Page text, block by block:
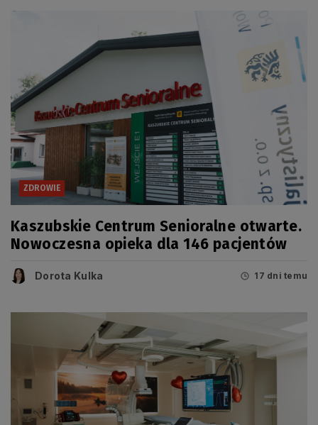
ZDROWIE
Kaszubskie Centrum Senioralne otwarte.
Nowoczesna opieka dla 146 pacjentów
Dorota Kulka 17 dni temu